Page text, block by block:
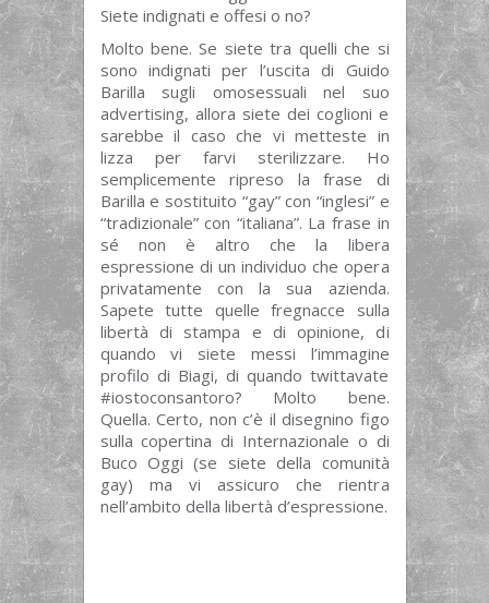
Siete indignati e offesi o no?
Molto bene. Se siete tra quelli che si
sono indignati per l’uscita di Guido
Barilla sugli omosessuali nel suo
advertising, allora siete dei coglioni e
sarebbe il caso che vi metteste in
lizza per farvi sterilizzare. Ho
semplicemente ripreso la frase di
Barilla e sostituito “gay” con “inglesi” e
“tradizionale” con “italiana”. La frase in
sé non è altro che la libera
espressione di un individuo che opera
privatamente con la sua azienda.
Sapete tutte quelle fregnacce sulla
libertà di stampa e di opinione, di
quando vi siete messi l’immagine
profilo di Biagi, di quando twittavate
#iostoconsantoro? Molto bene.
Quella. Certo, non c’è il disegnino figo
sulla copertina di Internazionale o di
Buco Oggi (se siete della comunità
gay) ma vi assicuro che rientra
nell’ambito della libertà d’espressione.